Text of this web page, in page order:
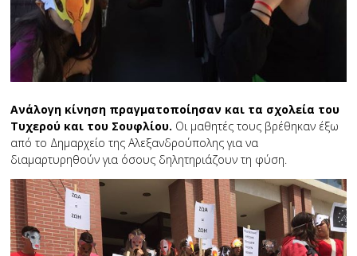
Ανάλογη κίνηση πραγματοποίησαν και τα σχολεία του
Τυχερού και του Σουφλίου. Οι μαθητές τους βρέθηκαν έξω
από το Δημαρχείο της Αλεξανδρούπολης για να
διαμαρτυρηθούν για όσους δηλητηριάζουν τη φύση.